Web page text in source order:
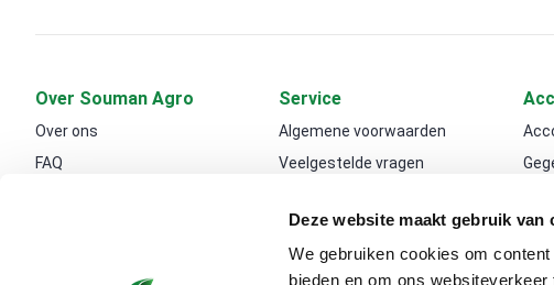
Deze website maakt gebruik van
We gebruiken cookies om
bieden en om ons
Over Souman Agro
Over ons
FAQ
Service
Algemene voorwaarden
Veelgestelde vragen
Weegbrug
Transport